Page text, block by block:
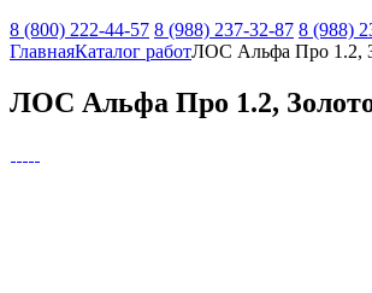
8 (800) 222-44-57 8 (988) 237-32-87 8 (988)
ГлавнаяКаталог работЛОС Альфа Про 1.2,
ЛОС Альфа Про 1.2,